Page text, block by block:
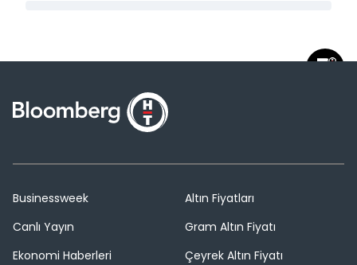
Businessweek
Canlı Yayın
Ekonomi Haberleri
Altın Fiyatları
Gram Altın Fiyatı
Çeyrek Altın Fiyatı